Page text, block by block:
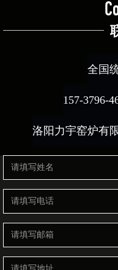
全国
157-3796-
洛阳力宇窑炉有